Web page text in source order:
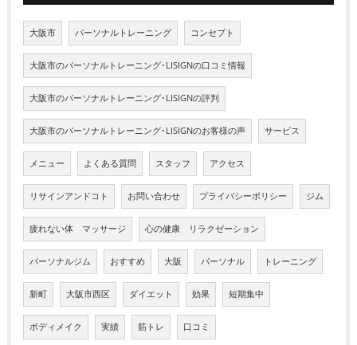
大阪市 パーソナルトレーニング コンセプト
大阪市のパーソナルトレーニング･LISIGNの口コミ情報
大阪市のパーソナルトレーニング･LISIGNの評判
大阪市のパーソナルトレーニング･LISIGNのお客様の声 サービス
メニュー よくある質問 スタッフ アクセス
リサインアンドコト お問い合わせ プライバシーポリシー ジム
疲れない体 マッサージ 心の健康 リラクゼーション
パーソナルジム おすすめ 大阪 パーソナル トレーニング
新町 大阪市西区 ダイエット 効果 短期集中
ボディメイク 実績 筋トレ 口コミ